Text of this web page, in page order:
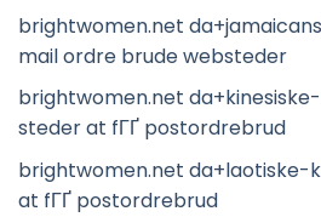
brightwomen.net
mail ordre brude websteder
brightwomen.net
steder at fГҐ postordrebrud
brightwomen.net da+laotiske-
at fГҐ postordrebrud